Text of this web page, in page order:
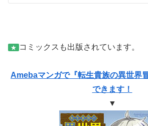
★ コミックスも出版されています。
Amebaマンガで『転生貴族の異世界
できます！
▼